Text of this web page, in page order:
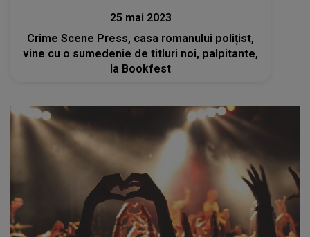
25 mai 2023
Crime Scene Press, casa romanului polițist,
vine cu o sumedenie de titluri noi, palpitante,
la Bookfest